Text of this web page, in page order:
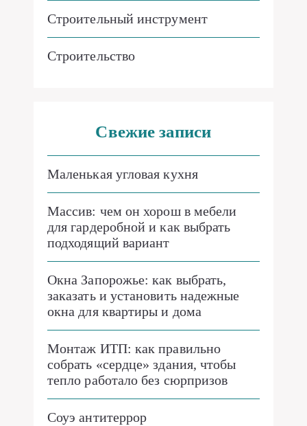
Строительный инструмент
Строительство
Свежие записи
Маленькая угловая кухня
Массив: чем он хорош в мебели
для гардеробной и как выбрать
подходящий вариант
Окна Запорожье: как выбрать,
заказать и установить надежные
окна для квартиры и дома
Монтаж ИТП: как правильно
собрать «сердце» здания, чтобы
тепло работало без сюрпризов
Соуэ антитеррор